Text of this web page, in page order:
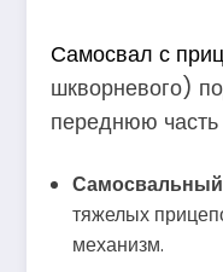
Самосвал с
шкворневого)
переднюю часть
Самосвальный
тяжелых
механизм.